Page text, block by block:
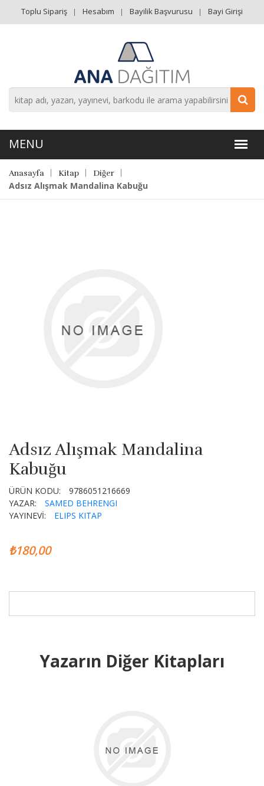
Toplu Sipariş Hesabım Bayilik Başvurusu Bayi Girişi
Anasayfa Kitap Diğer
Adsız Alışmak Mandalina Kabuğu
Adsız Alışmak Mandalina
Kabuğu
ÜRÜN KODU:
9786051216669
YAZAR:
SAMED BEHRENGI
YAYINEVİ:
ELIPS KITAP
₺180,00
Yazarın Diğer Kitapları